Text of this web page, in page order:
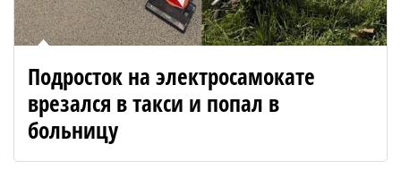
Подросток на электросамокате
врезался в такси и попал в
больницу